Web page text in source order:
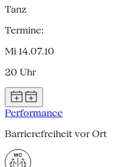
Tanz
Termine:
Mi 14.07.10
20 Uhr
Performance
Barrierefreiheit vor Ort